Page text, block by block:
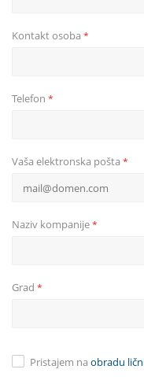
Kontakt osoba *
Telefon *
Vaša elektronska pošta *
Naziv kompanije*
Grad *
Pristajem na obradu